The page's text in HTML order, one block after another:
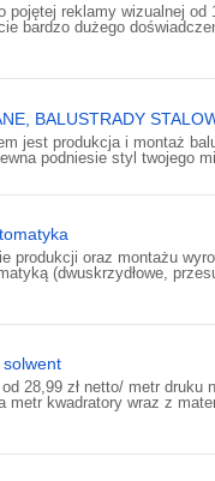
pojętej reklamy wizualnej od
bardzo dużego
BALUSTRADY
jest produkcja i montaż
podniesie styl twojego
produkcji oraz montażu
(dwuskrzydłowe,
28,99 zł netto/ metr druku
kwadratory wraz z